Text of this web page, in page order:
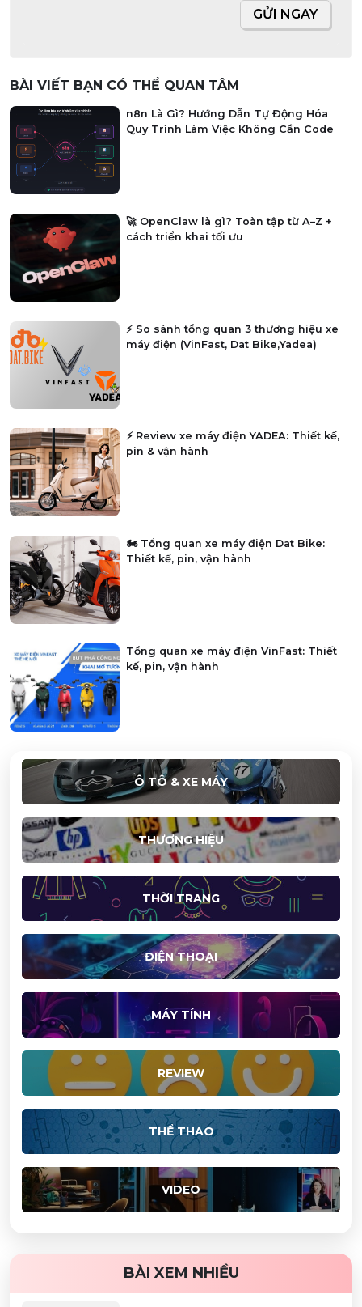
GỬI NGAY
BÀI VIẾT BẠN CÓ THỂ QUAN TÂM
n8n Là Gì? Hướng Dẫn Tự Động Hóa
Quy Trình Làm Việc Không Cần Code
🚀 OpenClaw là gì? Toàn tập từ A–Z +
cách triển khai tối ưu
⚡ So sánh tổng quan 3 thương hiệu xe
máy điện (VinFast, Dat Bike,Yadea)
⚡ Review xe máy điện YADEA: Thiết kế,
pin & vận hành
🏍️ Tổng quan xe máy điện Dat Bike:
Thiết kế, pin, vận hành
Tổng quan xe máy điện VinFast: Thiết
kế, pin, vận hành
Ô TÔ & XE MÁY
THƯƠNG HIỆU
THỜI TRANG
ĐIỆN THOẠI
MÁY TÍNH
REVIEW
THỂ THAO
VIDEO
BÀI XEM NHIỀU